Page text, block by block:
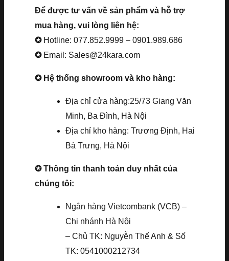
Để được tư vấn về sản phẩm và hỗ trợ
mua hàng, vui lòng liên hệ:
✪ Hotline: 077.852.9999 – 0901.989.686
✪ Email: Sales@24kara.com
✪ Hệ thống showroom và kho hàng:
Địa chỉ cửa hàng:25/73 Giang Văn
Minh, Ba Đình, Hà Nội
Địa chỉ kho hàng: Trương Định, Hai
Bà Trưng, Hà Nội
✪ Thông tin thanh toán duy nhất của
chúng tôi:
Ngân hàng Vietcombank (VCB) –
Chi nhánh Hà Nội
– Chủ TK: Nguyễn Thế Anh & Số
TK: 0541000212734